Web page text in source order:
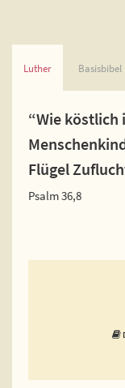
Luther Basisbibel
“Wie köstlich
Flügel
Psalm 36,8